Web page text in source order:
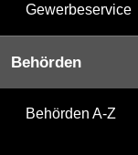
Gewerbeservice
Behörden
Behörden A-Z